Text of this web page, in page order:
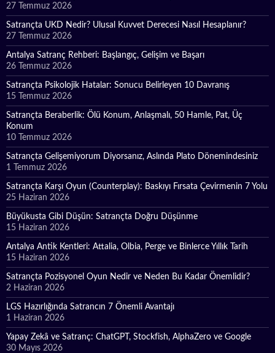
27 Temmuz 2026
Satrançta UKD Nedir? Ulusal Kuvvet Derecesi Nasıl Hesaplanır?
27 Temmuz 2026
Antalya Satranç Rehberi: Başlangıç, Gelişim ve Başarı
26 Temmuz 2026
Satrançta Psikolojik Hatalar: Sonucu Belirleyen 10 Davranış
15 Temmuz 2026
Satrançta Beraberlik: Ölü Konum, Anlaşmalı, 50 Hamle, Pat, Üç
Konum
10 Temmuz 2026
Satrançta Gelişemiyorum Diyorsanız, Aslında Plato Dönemindesiniz
1 Temmuz 2026
Satrançta Karşı Oyun (Counterplay): Baskıyı Fırsata Çevirmenin 7 Yolu
25 Haziran 2026
Büyükusta Gibi Düşün: Satrançta Doğru Düşünme
15 Haziran 2026
Antalya Antik Kentleri: Attalia, Olbia, Perge ve Binlerce Yıllık Tarih
15 Haziran 2026
Satrançta Pozisyonel Oyun Nedir ve Neden Bu Kadar Önemlidir?
2 Haziran 2026
LGS Hazırlığında Satrancın 7 Önemli Avantajı
1 Haziran 2026
Yapay Zekâ ve Satranç: ChatGPT, Stockfish, AlphaZero ve Google
30 Mayıs 2026